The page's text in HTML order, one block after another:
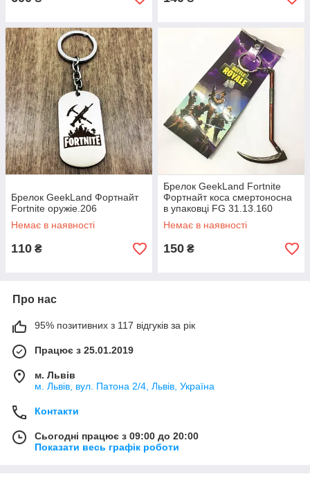
Брелок GeekLand Фортнайт
Fortnite оружіе.206
Немає в наявності
110 ₴
Брелок GeekLand Fortnite
Фортнайт коса смертоносна
в упаковці FG 31.13.160
Немає в наявності
150 ₴
Про нас
95% позитивних з 117 відгуків за рік
Працює з 25.01.2019
м. Львів
м. Львів, вул. Патона 2/4, Львів, Україна
Контакти
Сьогодні працює з 09:00 до 20:00
Показати весь графік роботи